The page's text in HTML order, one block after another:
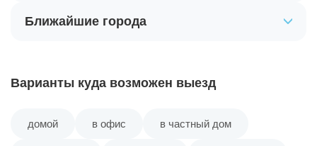
Ближайшие города
Варианты куда возможен выезд
домой в офис в частный дом